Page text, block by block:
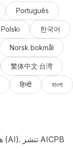
Português
Polski 한국어
Norsk bokmål
繁体中文·台湾
हिन्दी বাংলা